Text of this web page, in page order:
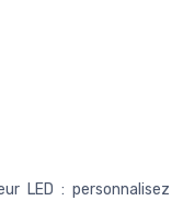
LED : personnalisez